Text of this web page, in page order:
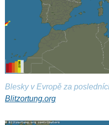
Blesky v Evropě za
Blitzortung.org